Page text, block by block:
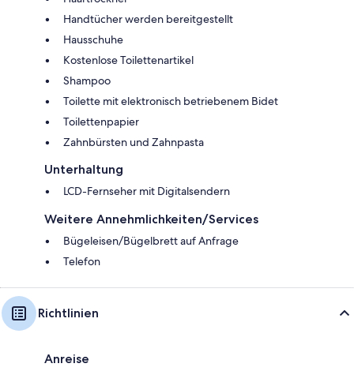
Handtücher werden bereitgestellt
Hausschuhe
Kostenlose Toilettenartikel
Shampoo
Toilette mit elektronisch betriebenem Bidet
Toilettenpapier
Zahnbürsten und Zahnpasta
Unterhaltung
LCD-Fernseher mit Digitalsendern
Weitere Annehmlichkeiten/Services
Bügeleisen/Bügelbrett auf Anfrage
Telefon
Richtlinien
Anreise